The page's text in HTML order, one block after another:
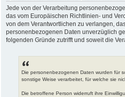
Jede von der Verarbeitung
das vom Europäischen Richtlinien- und
von dem Verantwortlichen zu verlangen,
personenbezogenen Daten unverzüglich
folgenden Gründe zutrifft und soweit die
Die personenbezogenen Daten wurden für
sonstige Weise verarbeitet, für welche sie
Die betroffene Person widerruft ihre